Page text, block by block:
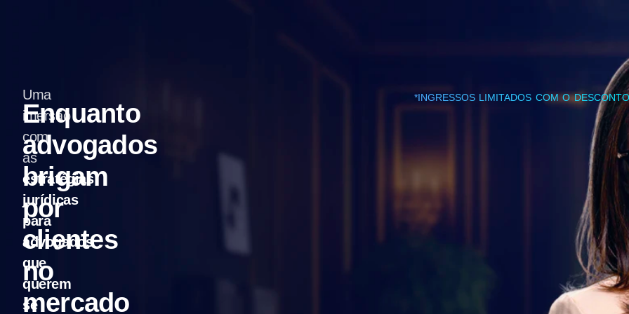
Enquanto
advogados
brigam
por
clientes
no
mercado
Uma
imersão
com
as
estratégias
jurídicas
para
advogados
que
querem
se
*INGRESSOS LIMITADOS COM O